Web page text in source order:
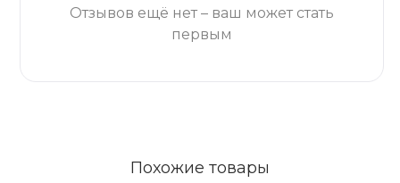
Отзывов ещё нет – ваш может стать
первым
Похожие товары